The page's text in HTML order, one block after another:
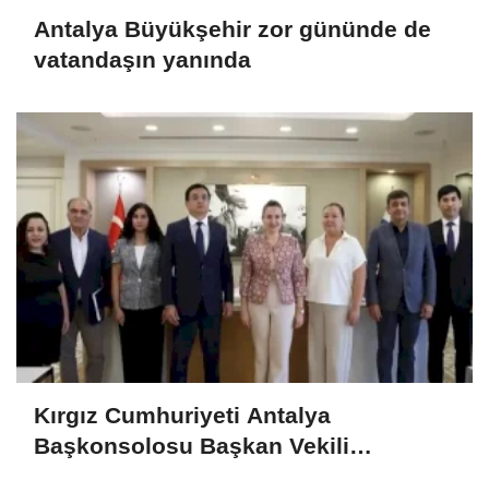
Antalya Büyükşehir zor gününde de
vatandaşın yanında
Kırgız Cumhuriyeti Antalya
Başkonsolosu Başkan Vekili